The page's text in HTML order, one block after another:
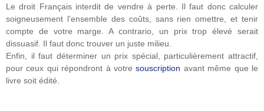
Le droit Français interdit de vendre à perte. Il faut donc calculer
soigneusement l’ensemble des coûts, sans rien omettre, et tenir
compte de votre marge. A contrario, un prix trop élevé serait
dissuasif. Il faut donc trouver un juste milieu.
Enfin, il faut déterminer un prix spécial, particulièrement attractif,
pour ceux qui répondront à votresouscription avant même que le
livre soit édité.